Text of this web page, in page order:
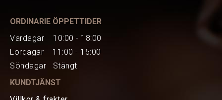
ORDINARIE ÖPPETTIDER
Vardagar 10:00 - 18:00
Lördagar 11:00 - 15:00
Söndagar Stängt
KUNDTJÄNST